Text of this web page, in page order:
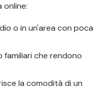
online:
o in un'area con poca
familiari che rendono
la comodità di un